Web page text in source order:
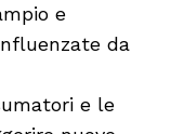
e
da
e le